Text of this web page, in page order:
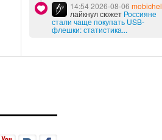
14:54 2026-08-06 mobichel
лайкнул сюжет Россияне
стали чаще покупать USB-
флешки: статистика...